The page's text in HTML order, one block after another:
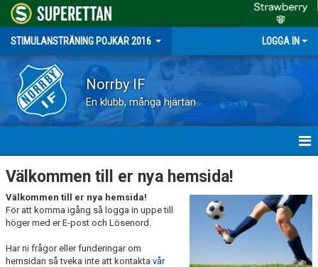
STIMULANSTRÄNING POJKAR 2016 LOGGA IN
Norrby IF
En klubb, många hjärtan
HEM
NYHETER
KALENDER
MATCHER
Välkommen till er nya hemsida!
Välkommen till er nya hemsida!
För att komma igång så logga in uppe till
höger med er E-post och Lösenord.
Har ni frågor eller funderingar om
hemsidan så tveka inte att kontakta vår